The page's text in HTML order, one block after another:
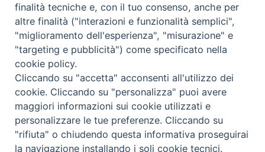
Copyright © 2019 - Tutti i diritti riservati - Vita
Trentina Editrice
Privacy Policy
Torna
finalità tecniche e, con il tuo consenso, anche per
altre finalità ("interazioni e funzionalità semplici",
"miglioramento dell'esperienza", "misurazione" e
"targeting e pubblicità") come specificato nella
cookie policy.
Cliccando su "accetta" acconsenti all'utilizzo dei
cookie. Cliccando su "personalizza" puoi avere
maggiori informazioni sui cookie utilizzati e
personalizzare le tue preferenze. Cliccando su
"rifiuta" o chiudendo questa informativa proseguirai
la navigazione installando i soli cookie tecnici.